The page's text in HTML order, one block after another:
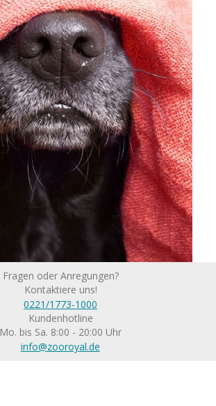
Fragen oder Anregungen?
Kontaktiere uns!
0221/1773-1000
Kundenhotline
Mo. bis Sa. 8:00 - 20:00 Uhr
info@zooroyal.de